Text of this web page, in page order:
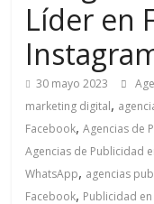
en
Líder en
30 mayo 2023
marketing digital,
Facebook,Agencias de
Agencias de Publicidad
WhatsApp, agencias
Facebook, Publicidad